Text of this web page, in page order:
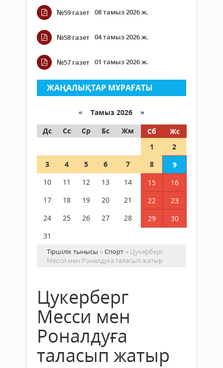
№59 газет 08 тамыз 2026 ж.
№58 газет 04 тамыз 2026 ж.
№57 газет 01 тамыз 2026 ж.
ЖАҢАЛЫҚТАР МҰРАҒАТЫ
« Тамыз 2026 »
Дс
Сс Ср Бс Жм Сб
Жс
1
2
3
4 5 6 7 8
9
10
11 12 13 14 15
16
17
18 19 20 21 22
23
24
25 26 27 28 29
30
31
Тіршілік тынысы »Спорт » Цукерберг
Месси мен Роналдуға таласып жатыр
Цукерберг
Месси мен
Роналдуға
таласып жатыр